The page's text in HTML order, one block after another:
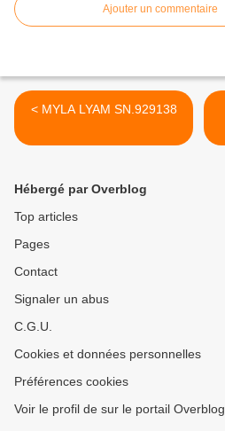
Ajouter un commentaire
< MYLA LYAM SN.929138
Hébergé par Overblog
Top articles
Pages
Contact
Signaler un abus
C.G.U.
Cookies et données personnelles
Préférences cookies
Voir le profil de sur le portail Overblog